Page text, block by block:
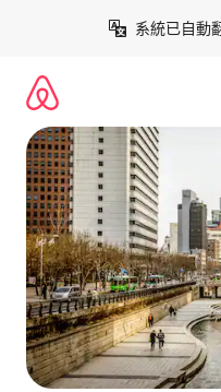
系統已自動